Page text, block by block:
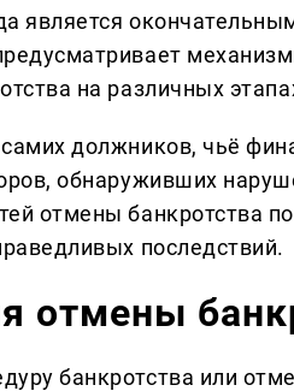
является
на различных
должников, чьё
обнаруживших
отмены банкротства
последствий.
отмены
банкротства или